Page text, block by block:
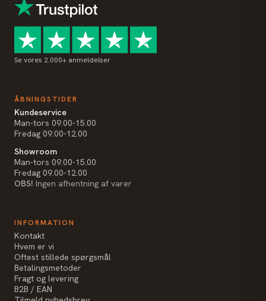
Se vores 2.000+ anmeldelser
ÅBNINGSTIDER
Kundeservice
Man-tors 09.00-15.00
Fredag 09.00-12.00
Showroom
Man-tors 09.00-15.00
Fredag 09.00-12.00
OBS! Ingen afhentning af varer
INFORMATION
Kontakt
Hvem er vi
Oftest stillede spørgsmål
Betalingsmetoder
Fragt og levering
B2B / EAN